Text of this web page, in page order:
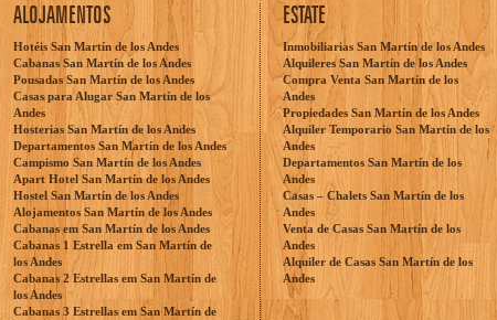
ALOJAMENTOS
Hotéis San Martín de los Andes
Cabanas San Martín de los Andes
Pousadas San Martín de los Andes
Casas para Alugar San Martín de los
Andes
Hosterias San Martín de los Andes
Departamentos San Martín de los Andes
Campismo San Martín de los Andes
Apart Hotel San Martín de los Andes
Hostel San Martín de los Andes
Alojamentos San Martín de los Andes
Cabanas em San Martín de los Andes
Cabanas 1 Estrella em San Martín de
los Andes
Cabanas 2 Estrellas em San Martín de
los Andes
Cabanas 3 Estrellas em San Martín de
ESTATE
Inmobiliarias San Martín de los Andes
Alquileres San Martín de los Andes
Compra Venta San Martín de los
Andes
Propiedades San Martín de los Andes
Alquiler Temporario San Martín de los
Andes
Departamentos San Martín de los
Andes
Casas – Chalets San Martín de los
Andes
Venta de Casas San Martín de los
Andes
Alquiler de Casas San Martín de los
Andes